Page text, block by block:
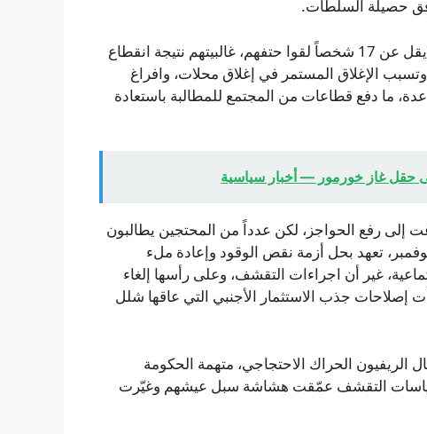
وقالت مؤسسة النائب العام ومنظمات حقوقية إن ما لا يقل عن 17 شخصاً لقوا حتفهم، غالبيتهم نتيجة انقطاع
الإغلاق المستمر في إغلاق محلات، وافراغ
ما دفع قطاعات من المجتمع للمطالبة باستعادة
غاز خورمور — أخبار سياسية
إلى رفع الحواجز، لكن عدداً من المحتجين يطالبون
تعهد بحل أزمة نقص الوقود وإعادة ملء
غير أن اجراءات التقشف، وعلى رأسها إلغاء
جذب الاستثمار الأجنبي التي عاقها شلل
الحراك الاحتجاجي، متهمة الحكومة
سياسات التقشف عمّقت هشاشة سبل عيشهم وغيّرت